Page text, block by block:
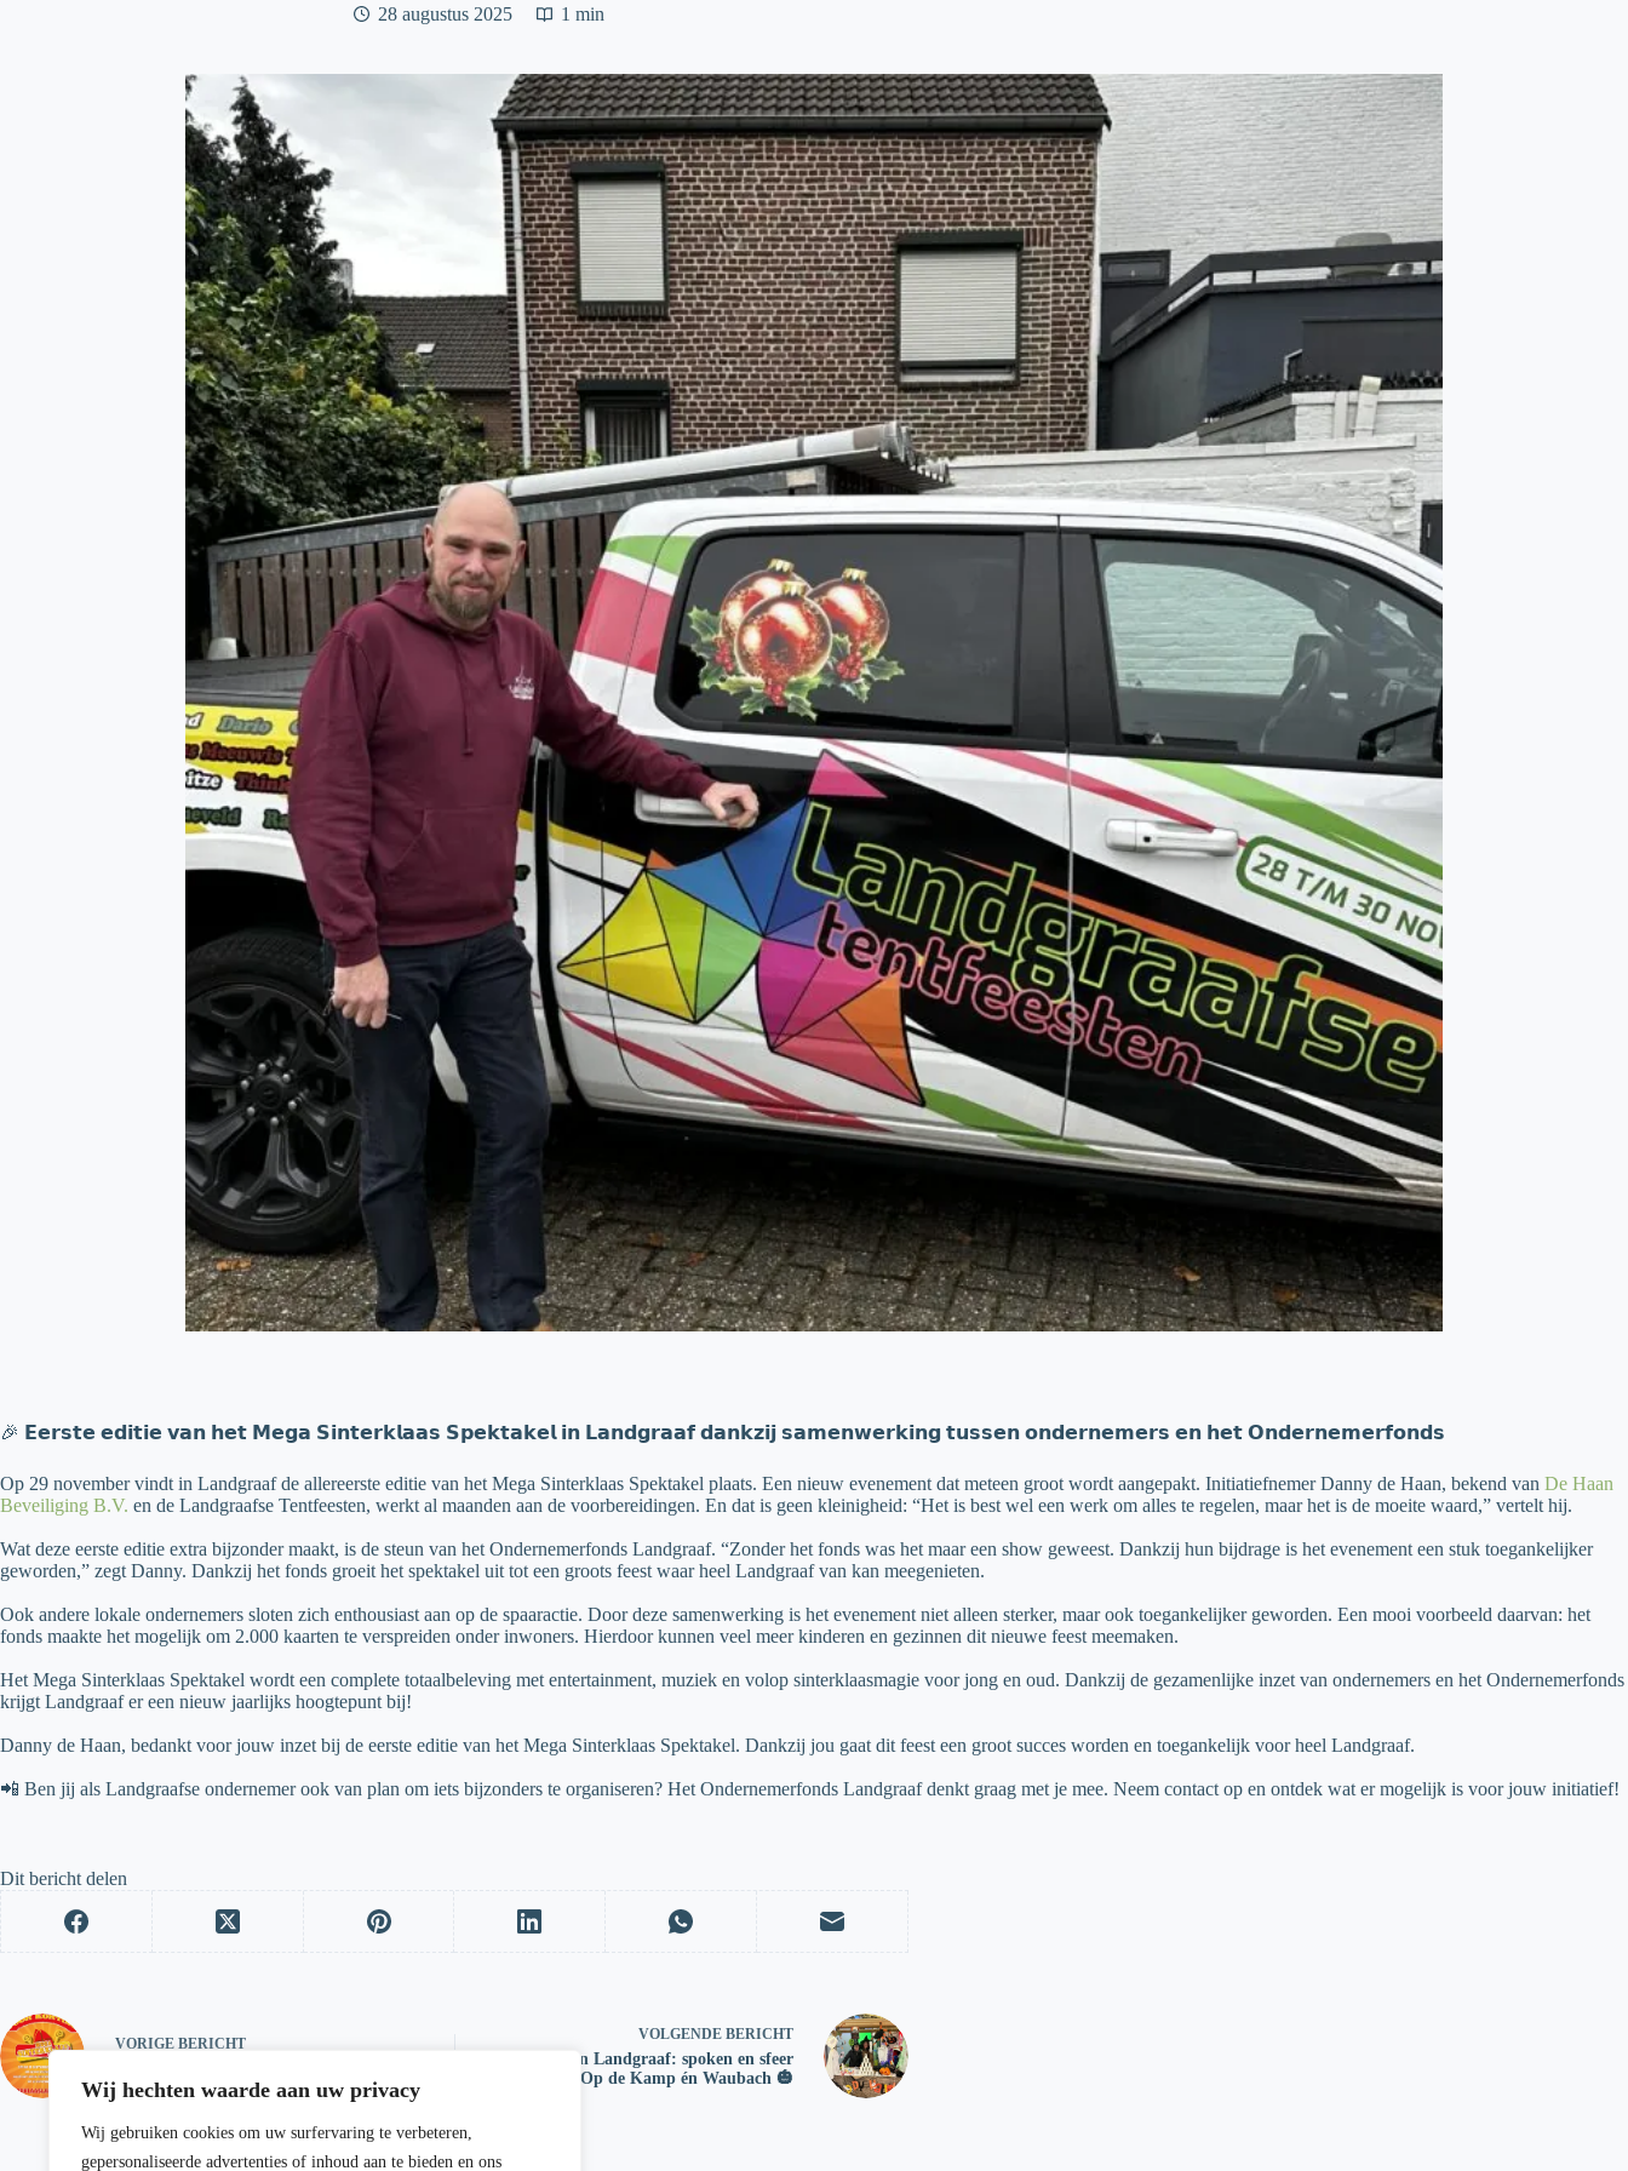
Wij hechten waarde aan uw privacy
Wij gebruiken cookies om uw surfervaring te verbeteren,
gepersonaliseerde advertenties of inhoud aan te bieden en ons
28 augustus 2025
1 min
🎉 𝗘𝗲𝗿𝘀𝘁𝗲 𝗲𝗱𝗶𝘁𝗶𝗲 𝘃𝗮𝗻 𝗵𝗲𝘁 𝗠𝗲𝗴𝗮 𝗦𝗶𝗻𝘁𝗲𝗿𝗸𝗹𝗮𝗮𝘀 𝗦𝗽𝗲𝗸𝘁𝗮𝗸𝗲𝗹 𝗶𝗻 𝗟𝗮𝗻𝗱𝗴𝗿𝗮𝗮𝗳 𝗱𝗮𝗻𝗸𝘇𝗶𝗷 𝘀𝗮𝗺𝗲𝗻𝘄𝗲𝗿𝗸𝗶𝗻𝗴 𝘁𝘂𝘀𝘀𝗲𝗻 𝗼𝗻𝗱𝗲𝗿𝗻𝗲𝗺𝗲𝗿𝘀 𝗲𝗻 𝗵𝗲𝘁 𝗢𝗻𝗱𝗲𝗿𝗻𝗲𝗺𝗲𝗿𝗳𝗼𝗻𝗱𝘀
Op 29 november vindt in Landgraaf de allereerste editie van het Mega Sinterklaas Spektakel plaats. Een nieuw evenement dat meteen groot wordt aangepakt. Initiatiefnemer Danny de Haan, bekend van De Haan
Beveiliging B.V. en de Landgraafse Tentfeesten, werkt al maanden aan de voorbereidingen. En dat is geen kleinigheid: “Het is best wel een werk om alles te regelen, maar het is de moeite waard,” vertelt hij.
Wat deze eerste editie extra bijzonder maakt, is de steun van het Ondernemerfonds Landgraaf. “Zonder het fonds was het maar een show geweest. Dankzij hun bijdrage is het evenement een stuk toegankelijker
geworden,” zegt Danny. Dankzij het fonds groeit het spektakel uit tot een groots feest waar heel Landgraaf van kan meegenieten.
Ook andere lokale ondernemers sloten zich enthousiast aan op de spaaractie. Door deze samenwerking is het evenement niet alleen sterker, maar ook toegankelijker geworden. Een mooi voorbeeld daarvan: het
fonds maakte het mogelijk om 2.000 kaarten te verspreiden onder inwoners. Hierdoor kunnen veel meer kinderen en gezinnen dit nieuwe feest meemaken.
Het Mega Sinterklaas Spektakel wordt een complete totaalbeleving met entertainment, muziek en volop sinterklaasmagie voor jong en oud. Dankzij de gezamenlijke inzet van ondernemers en het Ondernemerfonds
krijgt Landgraaf er een nieuw jaarlijks hoogtepunt bij!
Danny de Haan, bedankt voor jouw inzet bij de eerste editie van het Mega Sinterklaas Spektakel. Dankzij jou gaat dit feest een groot succes worden en toegankelijk voor heel Landgraaf.
📲 Ben jij als Landgraafse ondernemer ook van plan om iets bijzonders te organiseren? Het Ondernemerfonds Landgraaf denkt graag met je mee. Neem contact op en ontdek wat er mogelijk is voor jouw initiatief!
Dit bericht delen
VORIGE BERICHT
VOLGENDE BERICHT
Halloween in Landgraaf: spoken en sfeer
in Op de Kamp én Waubach 🎃